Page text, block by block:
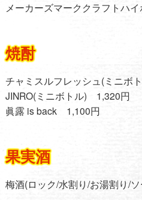
メーカーズマーククラフトハ
焼酎
チャミスルフレッシュ(ミニボ
JINRO(ミニボトル) 1,320円
眞露 is back 1,100円
果実酒
梅酒(ロック/水割り/お湯割り/